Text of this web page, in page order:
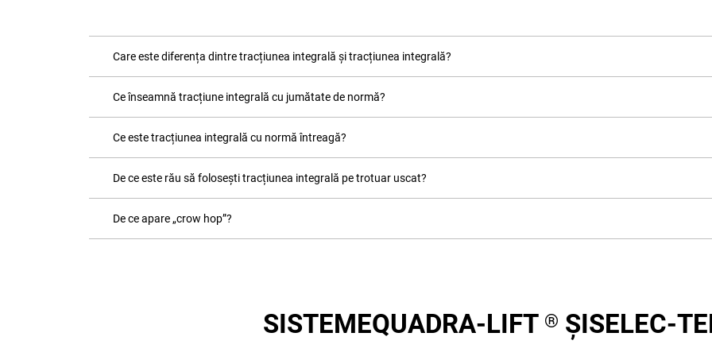
Care este diferența dintre tracțiunea integrală și tracțiunea integrală?
Ce înseamnă tracțiune integrală cu jumătate de normă?
Ce este tracțiunea integrală cu normă întreagă?
De ce este rău să folosești tracțiunea integrală pe trotuar uscat?
De ce apare „crow hop”?
SISTEMEQUADRA-LIFT ® ȘISELEC-